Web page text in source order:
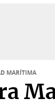
MARÍTIMA